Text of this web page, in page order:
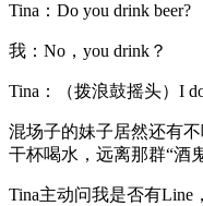
Tina：Do you drink beer?
我：No，you drink？
Tina：（拨浪鼓摇头）I
混场子的妹子居然还有
干杯喝水，远离那群“酒鬼
Tina主动问我是否有Line